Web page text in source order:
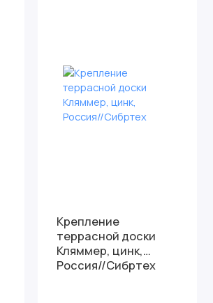
Крепление
террасной доски
Кляммер, цинк,
Россия//Сибртех